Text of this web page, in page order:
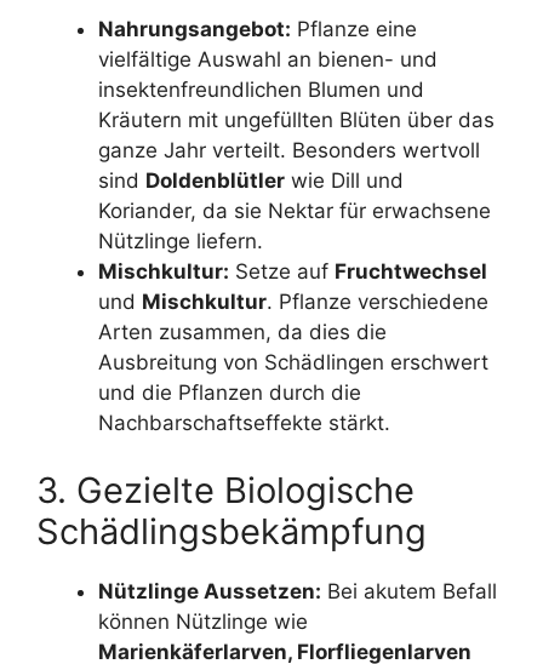
Nahrungsangebot: Pflanze eine
vielfältige Auswahl an bienen- und
insektenfreundlichen Blumen und
Kräutern mit ungefüllten Blüten über das
ganze Jahr verteilt. Besonders wertvoll
sind Doldenblütler wie Dill und
Koriander, da sie Nektar für erwachsene
Nützlinge liefern.
Mischkultur: Setze auf Fruchtwechsel
und Mischkultur. Pflanze verschiedene
Arten zusammen, da dies die
Ausbreitung von Schädlingen erschwert
und die Pflanzen durch die
Nachbarschaftseffekte stärkt.
3. Gezielte Biologische
Schädlingsbekämpfung
Nützlinge Aussetzen: Bei akutem Befall
können Nützlinge wie
Marienkäferlarven, Florfliegenlarven